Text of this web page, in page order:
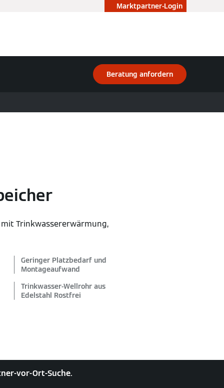
Marktpartner-Login
Beratung anfordern
Trinkwassererwärmung,
Geringer Platzbedarf und
Montageaufwand
Trinkwasser-Wellrohr aus
Edelstahl Rostfrei
vor-Ort-Suche.